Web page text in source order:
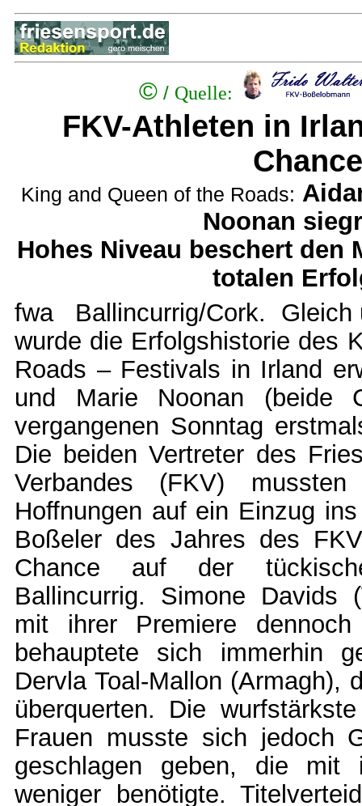
© / Quelle:
FKV-Athleten in
Chance
King and Queen of the Roads:
Noonan
Hohes Niveau beschert den
totalen
fwa Ballincurrig/Cork. Gleich
wurde die Erfolgshistorie des
Roads – Festivals in Irland
und Marie Noonan (beide
vergangenen Sonntag
Die beiden Vertreter des
Verbandes (FKV)
Hoffnungen auf ein Einzug
Boßeler des Jahres des
Chance auf der
Ballincurrig. Simone Davids
mit ihrer Premiere
behauptete sich immerhin
Dervla Toal-Mallon (Armagh),
überquerten. Die
Frauen musste sich jedoch
geschlagen geben, die mit
weniger benötigte.